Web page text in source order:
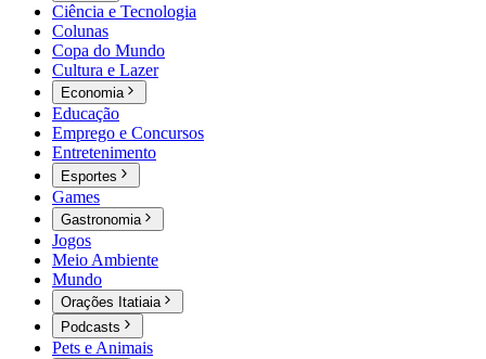
Ciência e Tecnologia
Colunas
Copa do Mundo
Cultura e Lazer
Economia
Educação
Emprego e Concursos
Entretenimento
Esportes
Games
Gastronomia
Jogos
Meio Ambiente
Mundo
Orações Itatiaia
Podcasts
Pets e Animais